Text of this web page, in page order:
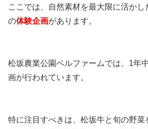
ここでは、自然素材を最大限に活かし
の体験企画があります。
松坂農業公園ベルファームでは、1年
画が行われています。
特に注目すべきは、松坂牛と旬の野菜